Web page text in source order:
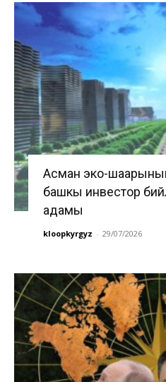
Асман эко-
башкы инвестор
адамы
kloopkyrgyz - 29/07/2026